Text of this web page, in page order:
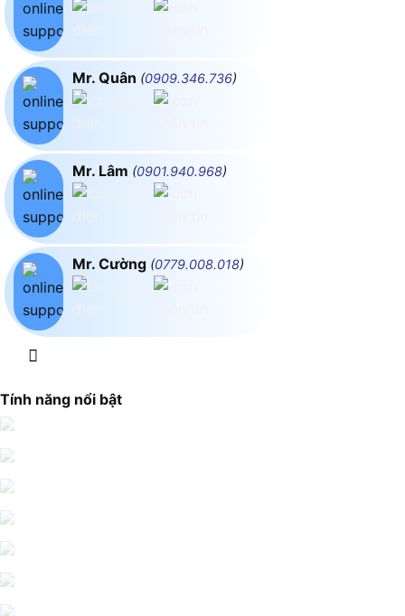
Mr. Quân (0909.346.736)
Mr. Lâm (0901.940.968)
Mr. Cường (0779.008.018)
Tính năng nổi bật